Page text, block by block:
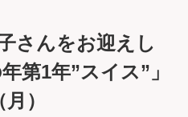
さんをお迎えし
第1年”スイス”」
）